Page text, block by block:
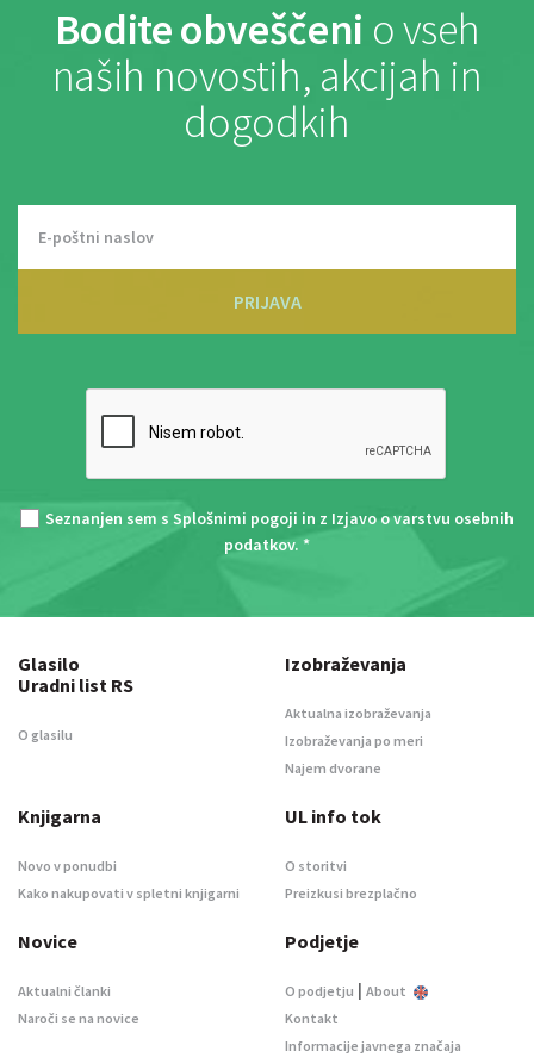
Bodite obveščeni o vseh
naših novostih, akcijah in
dogodkih
PRIJAVA
Seznanjen sem s Splošnimi pogoji in z Izjavo o varstvu osebnih
podatkov. *
Glasilo
Uradni list RS
O glasilu
Izobraževanja
Aktualna izobraževanja
Izobraževanja po meri
Najem dvorane
Knjigarna
Novo v ponudbi
Kako nakupovati v spletni knjigarni
UL info tok
O storitvi
Preizkusi brezplačno
Novice
Aktualni članki
Naroči se na novice
Podjetje
O podjetju | About
Kontakt
Informacije javnega značaja